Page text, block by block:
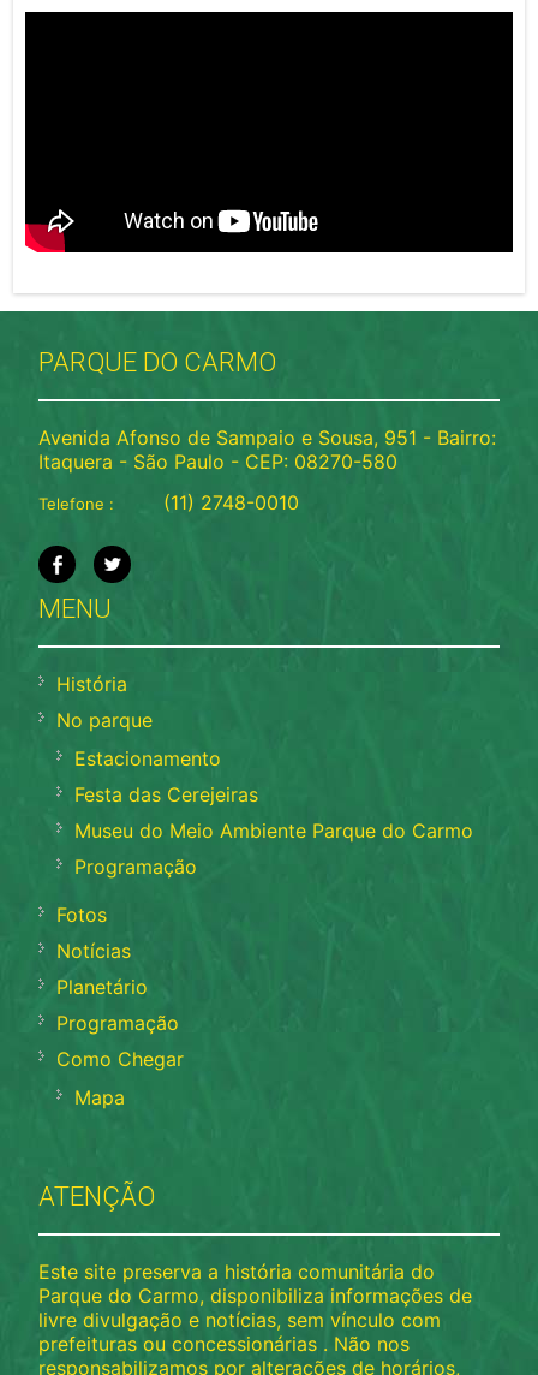
PARQUE DO CARMO
Avenida Afonso de Sampaio e Sousa, 951 - Bairro:
Itaquera - São Paulo - CEP: 08270-580
Telefone : (11) 2748-0010
MENU
História
No parque
Estacionamento
Festa das Cerejeiras
Museu do Meio Ambiente Parque do Carmo
Programação
Fotos
Notícias
Planetário
Programação
Como Chegar
Mapa
ATENÇÃO
Este site preserva a história comunitária do
Parque do Carmo, disponibiliza informações de
livre divulgação e notícias, sem vínculo com
prefeituras ou concessionárias . Não nos
responsabilizamos por alterações de horários,